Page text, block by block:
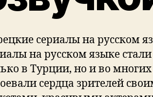
сериалы на русском
на русском языке
в Турции, но и во
сердца зрителей